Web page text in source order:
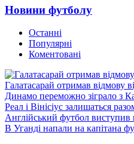
Новини футболу
Останні
Популярні
Коментовані
Галатасарай отримав відмову
Динамо переможно зіграло з
Реал і Вінісіус залишаться
Англійський футбол виступив
В Уганді напали на капітана